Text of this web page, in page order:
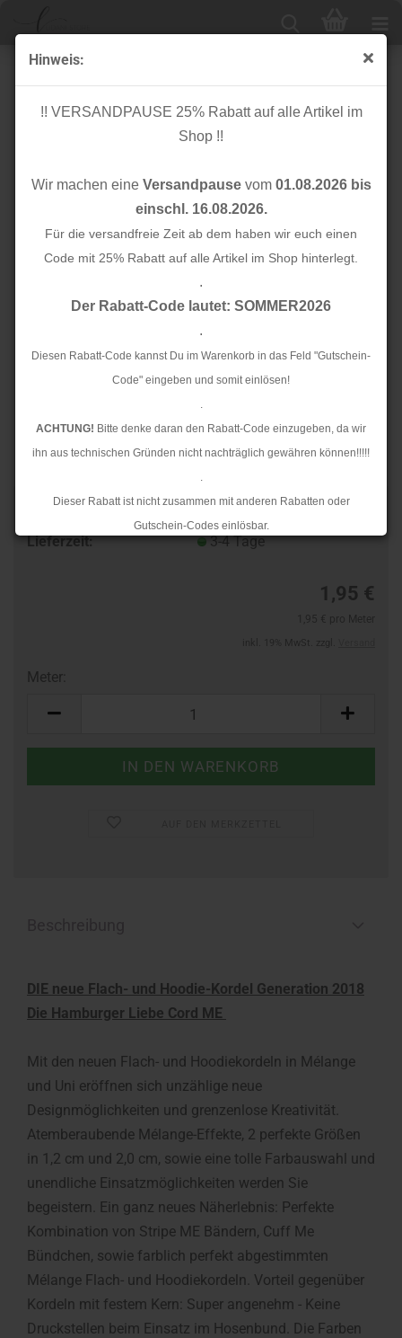
Hinweis:
!! VERSANDPAUSE 25% Rabatt auf alle Artikel im
Shop !!
Wir machen eine Versandpausevom 01.08.2026 bis
einschl. 16.08.2026.
Für die versandfreie Zeit ab dem haben wir euch einen
Code mit 25% Rabatt auf alle Artikel im Shop hinterlegt.
.
Der Rabatt-Code lautet: SOMMER2026
.
Diesen Rabatt-Code kannst Du im Warenkorb in das Feld "Gutschein-
Code" eingeben und somit einlösen!
.
ACHTUNG! Bitte denke daran den Rabatt-Code einzugeben, da wir
ihn aus technischen Gründen nicht nachträglich gewähren können!!!!!
.
Dieser Rabatt ist nicht zusammen mit anderen Rabatten oder
Gutschein-Codes einlösbar.
.
Rückstaus kann es jedoch zu längeren Lieferzeiten kommen.
Bio Flachkordel - 1,2 cm - jeans mélange - Albstoffe -
Hamburger Liebe
Lieferzeit:
3-4 Tage
1,95 €
Meter:
DIE neue Flach- und Hoodie-Kordel Generation 2018
Die Hamburger Liebe Cord ME
Mit den neuen Flach- und Hoodiekordeln in Mélange
und Uni eröffnen sich unzählige neue
Designmöglichkeiten und grenzenlose Kreativität.
Atemberaubende Mélange-Effekte, 2 perfekte Größen
in 1,2 cm und 2,0 cm, sowie eine tolle Farbauswahl und
unendliche Einsatzmöglichkeiten werden Sie
begeistern. Ein ganz neues Näherlebnis: Perfekte
Kombination von Stripe ME Bändern, Cuff Me
Bündchen, sowie farblich perfekt abgestimmten
Mélange Flach- und Hoodiekordeln. Vorteil gegenüber
Kordeln mit festem Kern: Super angenehm - Keine
Druckstellen beim Einsatz im Hosenbund. Die Farben